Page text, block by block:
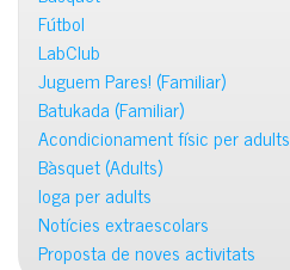
Fútbol
LabClub
Juguem Pares! (Familiar)
Batukada (Familiar)
Acondicionament físic per adults
Bàsquet (Adults)
Ioga per adults
Notícies extraescolars
Proposta de noves activitats